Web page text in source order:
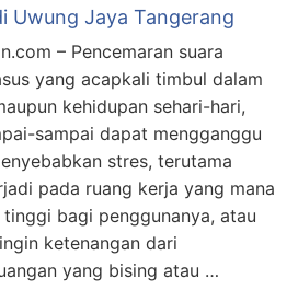
Uwung Jaya Tangerang
– Pencemaran suara
yang acapkali timbul dalam
kehidupan sehari-hari,
sampai dapat mengganggu
stres, terutama
pada ruang kerja yang mana
bagi penggunanya, atau
ketenangan dari
yang bising atau …